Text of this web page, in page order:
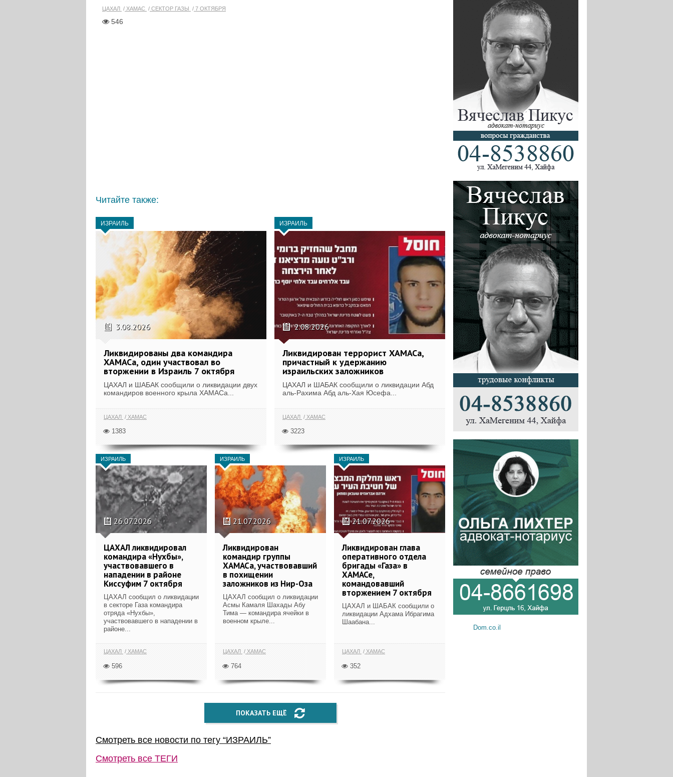
ЦАХАЛ ХАМАС СЕКТОР ГАЗЫ 7 ОКТЯБРЯ
546
Читайте также:
ИЗРАИЛЬ
3.08.2026
Ликвидированы два командира
ХАМАСа, один участвовал во
вторжении в Израиль 7 октября
ЦАХАЛ и ШАБАК сообщили о ликвидации двух
командиров военного крыла ХАМАСа...
ЦАХАЛ ХАМАС
1383
ИЗРАИЛЬ
2.08.2026
Ликвидирован террорист ХАМАСа,
причастный к удержанию
израильских заложников
ЦАХАЛ и ШАБАК сообщили о ликвидации Абд
аль-Рахима Абд аль-Хая Юсефа...
ЦАХАЛ ХАМАС
3223
ИЗРАИЛЬ
26.07.2026
ЦАХАЛ ликвидировал
командира «Нухбы»,
участвовавшего в
нападении в районе
Киссуфим 7 октября
ЦАХАЛ сообщил о ликвидации
в секторе Газа командира
отряда «Нухбы»,
участвовавшего в нападении в
районе...
ЦАХАЛ ХАМАС
596
ИЗРАИЛЬ
21.07.2026
Ликвидирован
командир группы
ХАМАСа, участвовавший
в похищении
заложников из Нир-Оза
ЦАХАЛ сообщил о ликвидации
Асмы Камаля Шахады Абу
Тима — командира ячейки в
военном крыле...
ЦАХАЛ ХАМАС
764
ИЗРАИЛЬ
21.07.2026
Ликвидирован глава
оперативного отдела
бригады «Газа» в
ХАМАСе,
командовавший
вторжением 7 октября
ЦАХАЛ и ШАБАК сообщили о
ликвидации Адхама Ибрагима
Шаабана...
ЦАХАЛ ХАМАС
352
ПОКАЗАТЬ ЕЩЁ
Смотреть все новости по тегу “ИЗРАИЛЬ”
Смотреть все ТЕГИ
Dom.co.il